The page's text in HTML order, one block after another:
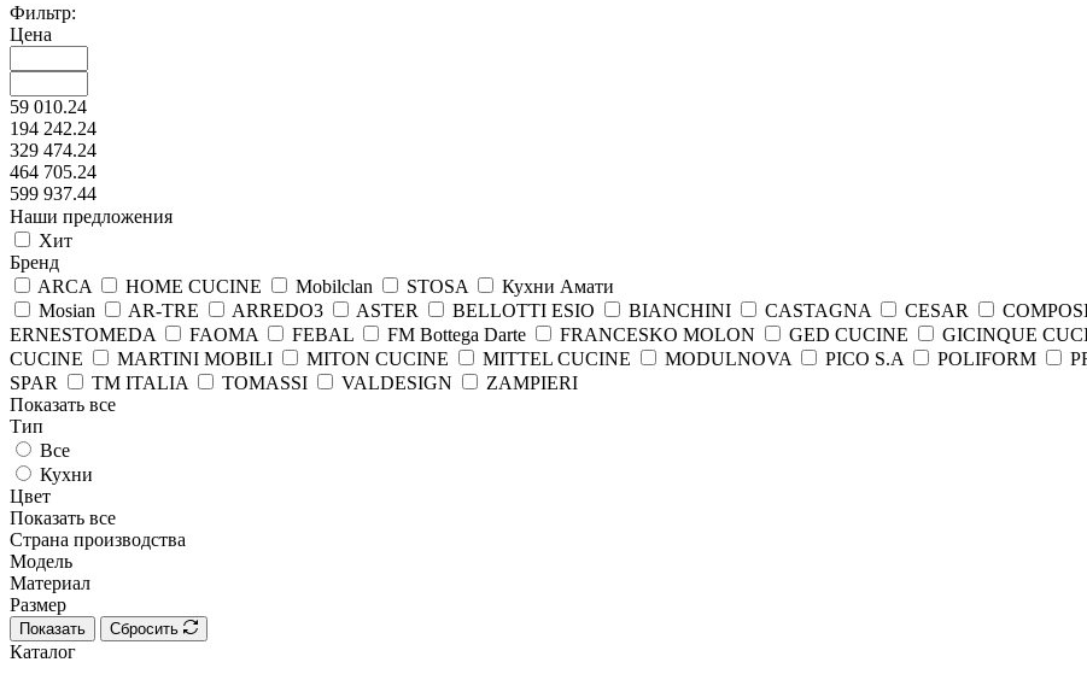
Фильтр:
Цена
59 010.24
194 242.24
329 474.24
464 705.24
599 937.44
Наши предложения
Хит
Бренд
ARCA
HOME CUCINE Mobilclan STOSA
Кухни Амати
Mosian
AR-TRE ARREDO3 ASTER BELLOTTI ESIO BIANCHINI CASTAGNA CESAR
ERNESTOMEDA
FAOMA FEBAL FM Bottega Darte FRANCESKO MOLON GED CUCINE GICINQUE
CUCINE
MARTINI MOBILI MITON CUCINE MITTEL CUCINE MODULNOVA PICO S.A POLIFORM
SPAR
TM ITALIA TOMASSI VALDESIGN
ZAMPIERI
Показать все
Тип
Все
Кухни
Цвет
Показать все
Страна производства
Модель
Материал
Размер
Показать Сбросить
Каталог